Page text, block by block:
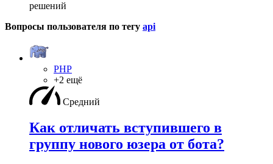
решений
Вопросы пользователя по тегу api
PHP
+2 ещё
Средний
Как отличать вступившего в
группу нового юзера от бота?